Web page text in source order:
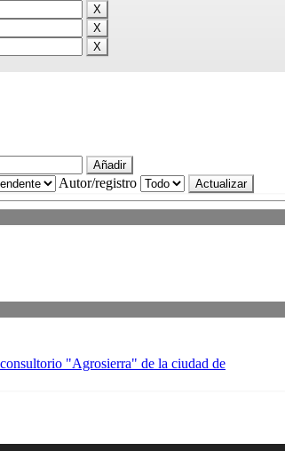
Autor/registro
"Agrosierra" de la ciudad de